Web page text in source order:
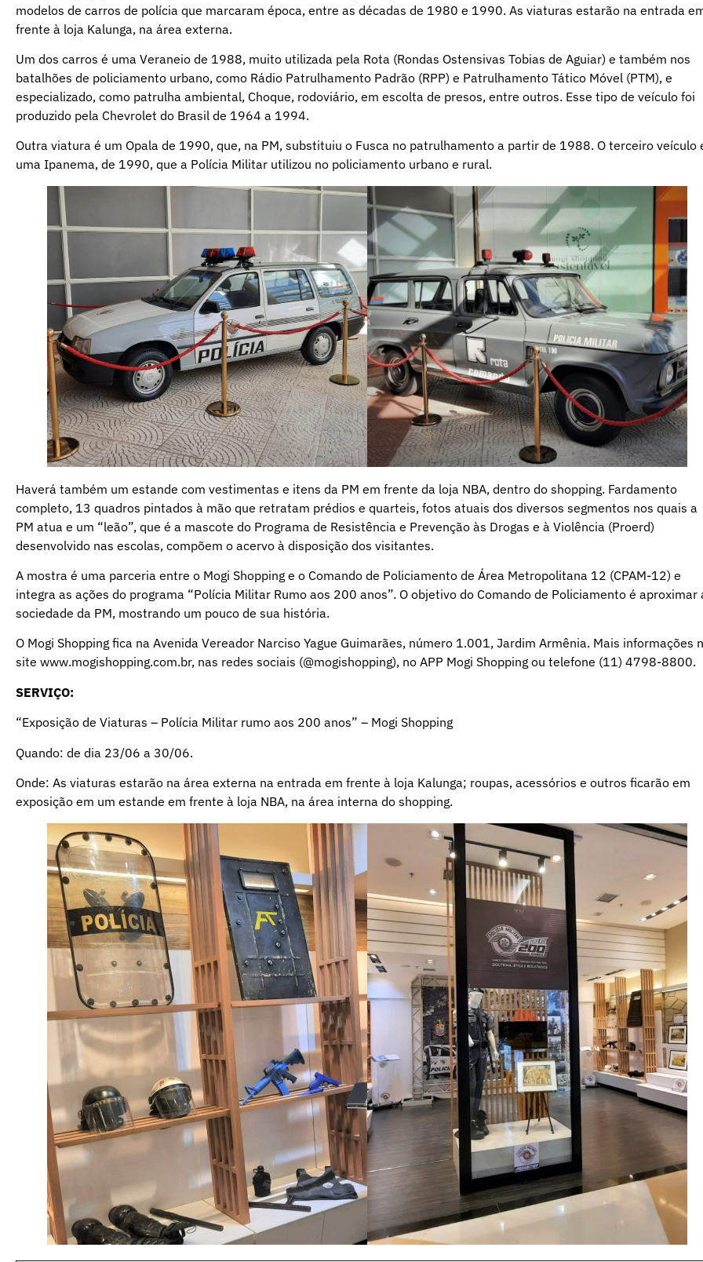
modelos de carros de polícia que marcaram época, entre as décadas de 1980 e 1990. As viaturas estarão na entrada
frente à loja Kalunga, na área externa.
Um dos carros é uma Veraneio de 1988, muito utilizada pela Rota (Rondas Ostensivas Tobias de Aguiar) e também nos
batalhões de policiamento urbano, como Rádio Patrulhamento Padrão (RPP) e Patrulhamento Tático Móvel (PTM), e
especializado, como patrulha ambiental, Choque, rodoviário, em escolta de presos, entre outros. Esse tipo de veículo foi
produzido pela Chevrolet do Brasil de 1964 a 1994.
Outra viatura é um Opala de 1990, que, na PM, substituiu o Fusca no patrulhamento a partir de 1988. O terceiro veículo
uma Ipanema, de 1990, que a Polícia Militar utilizou no policiamento urbano e rural.
Haverá também um estande com vestimentas e itens da PM em frente da loja NBA, dentro do shopping. Fardamento
completo, 13 quadros pintados à mão que retratam prédios e quarteis, fotos atuais dos diversos segmentos nos quais a
PM atua e um “leão”, que é a mascote do Programa de Resistência e Prevenção às Drogas e à Violência (Proerd)
desenvolvido nas escolas, compõem o acervo à disposição dos visitantes.
A mostra é uma parceria entre o Mogi Shopping e o Comando de Policiamento de Área Metropolitana 12 (CPAM-12) e
integra as ações do programa “Polícia Militar Rumo aos 200 anos”. O objetivo do Comando de Policiamento é aproximar
sociedade da PM, mostrando um pouco de sua história.
O Mogi Shopping fica na Avenida Vereador Narciso Yague Guimarães, número 1.001, Jardim Armênia. Mais informações
site www.mogishopping.com.br, nas redes sociais (@mogishopping), no APP Mogi Shopping ou telefone (11) 4798-8800.
SERVIÇO:
“Exposição de Viaturas – Polícia Militar rumo aos 200 anos” – Mogi Shopping
Quando: de dia 23/06 a 30/06.
Onde: As viaturas estarão na área externa na entrada em frente à loja Kalunga; roupas, acessórios e outros ficarão em
exposição em um estande em frente à loja NBA, na área interna do shopping.